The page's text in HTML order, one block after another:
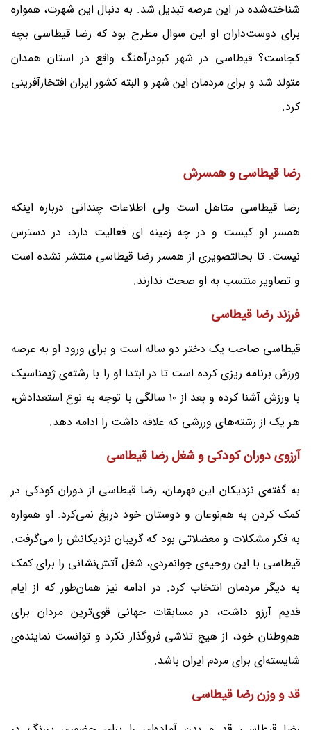
شناخته‌شده در این عرصه تبدیل شد. به دنبال این شهرت، همواره
برای دوست‌داران او این سوال مطرح بود که رضا قیطاسی بچه
کجاست؟ قیطاسی در شهر کبودرآهنگ واقع در استان همدان
متولد شد و برای مردمان این شهر و البته کشور ایران افتخارآفرینی
کرد.
رضا قیطاسی و همسرش
رضا قیطاسی متاهل است ولی اطلاعات چندانی درباره اینکه
همسر او کیست و در چه زمینه ای فعالیت دارد، در دسترس
نیست. تا بحالتصویری از همسر رضا قیطاسی منتشر نشده است
و تصاویر منتسب به او صحت ندارند.
فرزند رضا قیطاسی
قیطاسی صاحب یک دختر دو ساله است و برای ورود او به عرصه
ورزش برنامه ریزی کرده است تا در ابتدا او را با رشته‌ی ژیمناسیک
با ورزش آشنا کرده و بعد از ۱۰ سالگی با توجه به نوع استعدادش،
هر یک از رشته‌های ورزشی که علاقه داشت را ادامه دهد.
آرزوی دوران کودکی و شغل رضا قیطاسی
به گفته‌ی نزدیکان این قهرمان، رضا قیطاسی از دوران کودکی در
کمک کردن به هم‌نوعان و دوستان خود دریغ نمی‌کرد. او همواره
به فکر مشکلات و معضلاتی بود که گریبان نزدیکانش را می‌گرفت.
قیطاسی با این روحیه‌ی جوانمردی، شغل آتش‌نشانی را برای کمک
به دیگر مردمان انتخاب کرد. در ادامه نیز همان‌طور که از ایام
قدیم آرزو داشت، در مسابقات جهانی قوی‌ترین مردان برای
هم‌وطنان خود، از هیچ تلاشی فروگذار نکرد و توانست نماینده‌ی
شایسته‌ای برای مردم ایران باشد.
قد و وزن رضا قیطاسی